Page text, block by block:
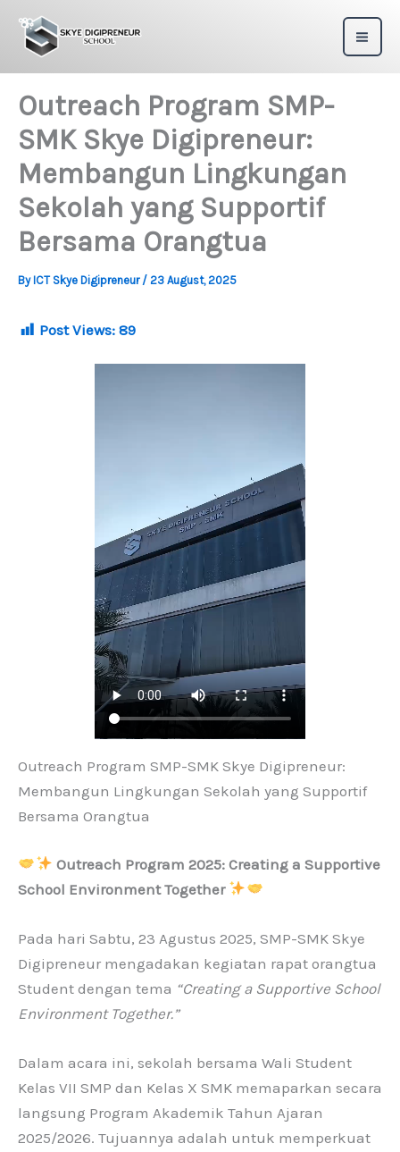
content
Outreach Program SMP-
SMK Skye Digipreneur:
Membangun Lingkungan
Sekolah yang Supportif
Bersama Orangtua
By ICT Skye Digipreneur / 23 August, 2025
Post Views: 89
Outreach Program SMP-SMK Skye Digipreneur:
Membangun Lingkungan Sekolah yang Supportif
Bersama Orangtua
Outreach Program 2025: Creating a Supportive
School Environment Together
Pada hari Sabtu, 23 Agustus 2025, SMP-SMK Skye
Digipreneur mengadakan kegiatan rapat orangtua
Student dengan tema “Creating a Supportive School
Environment Together.”
Dalam acara ini, sekolah bersama Wali Student
Kelas VII SMP dan Kelas X SMK memaparkan secara
langsung Program Akademik Tahun Ajaran
2025/2026. Tujuannya adalah untuk memperkuat